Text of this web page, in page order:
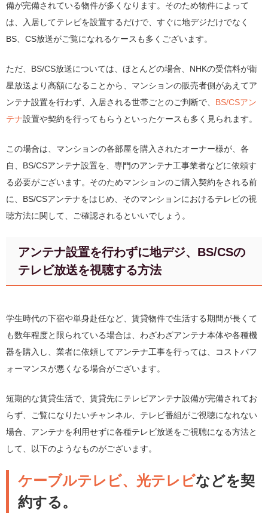
備が完備されている物件が多くなります。そのため物件によって
は、入居してテレビを設置するだけで、すぐに地デジだけでなく
BS、CS放送がご覧になれるケースも多くございます。
ただ、BS/CS放送については、ほとんどの場合、NHKの受信料が衛
星放送より高額になることから、マンションの販売者側があえてア
ンテナ設置を行わず、入居される世帯ごとのご判断で、 BS/CSアン
テナ設置や契約を行ってもらうといったケースも多く見られます。
この場合は、マンションの各部屋を購入されたオーナー様が、各
自、BS/CSアンテナ設置を、専門のアンテナ工事業者などに依頼す
る必要がございます。そのためマンションのご購入契約をされる前
に、BS/CSアンテナをはじめ、そのマンションにおけるテレビの視
聴方法に関して、ご確認されるといいでしょう。
アンテナ設置を行わずに地デジ、BS/CSの
テレビ放送を視聴する方法
学生時代の下宿や単身赴任など、賃貸物件で生活する期間が長くて
も数年程度と限られている場合は、わざわざアンテナ本体や各種機
器を購入し、業者に依頼してアンテナ工事を行っては、コストパフ
ォーマンスが悪くなる場合がございます。
短期的な賃貸生活で、賃貸先にテレビアンテナ設備が完備されてお
らず、ご覧になりたいチャンネル、テレビ番組がご視聴になれない
場合、アンテナを利用せずに各種テレビ放送をご視聴になる方法と
して、以下のようなものがございます。
ケーブルテレビ、光テレビなどを契
約する。